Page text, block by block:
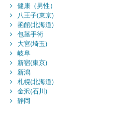
健康（男性）
八王子(東京)
函館(北海道)
包茎手術
大宮(埼玉)
岐阜
新宿(東京)
新潟
札幌(北海道)
金沢(石川)
静岡